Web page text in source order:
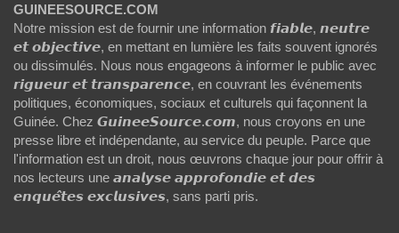
GUINEESOURCE.COM
Notre mission est de fournir une information 𝙛𝙞𝙖𝙗𝙡𝙚, 𝙣𝙚𝙪𝙩𝙧𝙚
𝙚𝙩 𝙤𝙗𝙟𝙚𝙘𝙩𝙞𝙫𝙚, en mettant en lumière les faits souvent ignorés
ou dissimulés. Nous nous engageons à informer le public avec
𝙧𝙞𝙜𝙪𝙚𝙪𝙧 𝙚𝙩 𝙩𝙧𝙖𝙣𝙨𝙥𝙖𝙧𝙚𝙣𝙘𝙚, en couvrant les événements
politiques, économiques, sociaux et culturels qui façonnent la
Guinée. Chez 𝙂𝙪𝙞𝙣𝙚𝙚𝙎𝙤𝙪𝙧𝙘𝙚.𝙘𝙤𝙢, nous croyons en une
presse libre et indépendante, au service du peuple. Parce que
l'information est un droit, nous œuvrons chaque jour pour offrir à
nos lecteurs une 𝙖𝙣𝙖𝙡𝙮𝙨𝙚 𝙖𝙥𝙥𝙧𝙤𝙛𝙤𝙣𝙙𝙞𝙚 𝙚𝙩 𝙙𝙚𝙨
𝙚𝙣𝙦𝙪𝙚̂𝙩𝙚𝙨 𝙚𝙭𝙘𝙡𝙪𝙨𝙞𝙫𝙚𝙨, sans parti pris.